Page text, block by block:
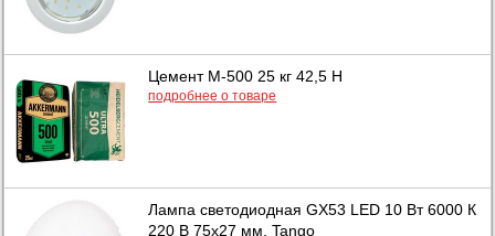
Цемент М-500 25 кг 42,5 Н
подробнее о товаре
Лампа светодиодная GX53 LED 10 Вт 6000 К
220 В 75х27 мм, Tango